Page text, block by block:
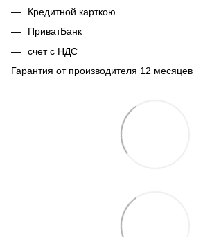
Кредитной карткою
ПриватБанк
счет с НДС
Гарантия от производителя 12 месяцев